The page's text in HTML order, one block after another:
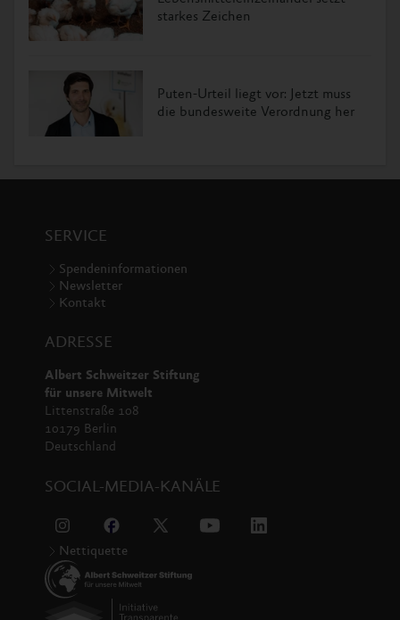
starkes Zeichen
Puten-Urteil liegt vor: Jetzt muss
die bundesweite Verordnung her
SERVICE
Spendeninformationen
Newsletter
Kontakt
ADRESSE
Albert Schweitzer Stiftung
für unsere Mitwelt
Littenstraße 108
10179 Berlin
Deutschland
SOCIAL-MEDIA-KANÄLE
Nettiquette